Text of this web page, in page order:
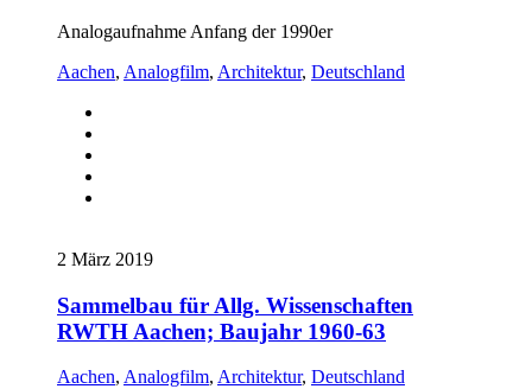
Analogaufnahme Anfang der 1990er
Aachen, Analogfilm, Architektur, Deutschland
2 März 2019
Sammelbau für Allg. Wissenschaften
RWTH Aachen; Baujahr 1960-63
Aachen, Analogfilm, Architektur, Deutschland